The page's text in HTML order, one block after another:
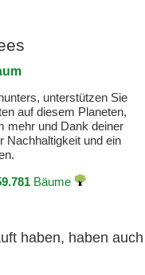
unterstützen Sie
auf diesem Planeten,
mehr und Dank deiner
Nachhaltigkeit und ein
Bäume
haben, haben auch